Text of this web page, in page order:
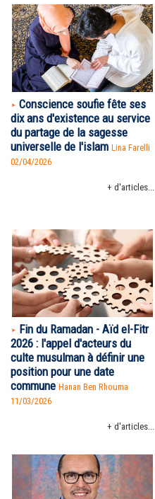
Conscience soufie fête ses
dix ans d'existence au service
du partage de la sagesse
universelle de l'islam Lina Farelli
02/04/2026
+ d'articles...
Fin du Ramadan - Aïd el-Fitr
2026 : l'appel d'acteurs du
culte musulman à définir une
position pour une date
commune Hanan Ben Rhouma
11/03/2026
+ d'articles...